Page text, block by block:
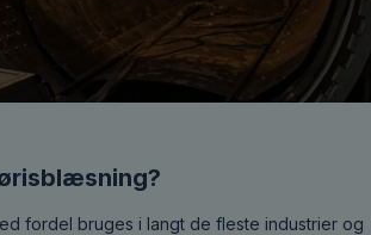
fordel bruges i langt de fleste industrier og